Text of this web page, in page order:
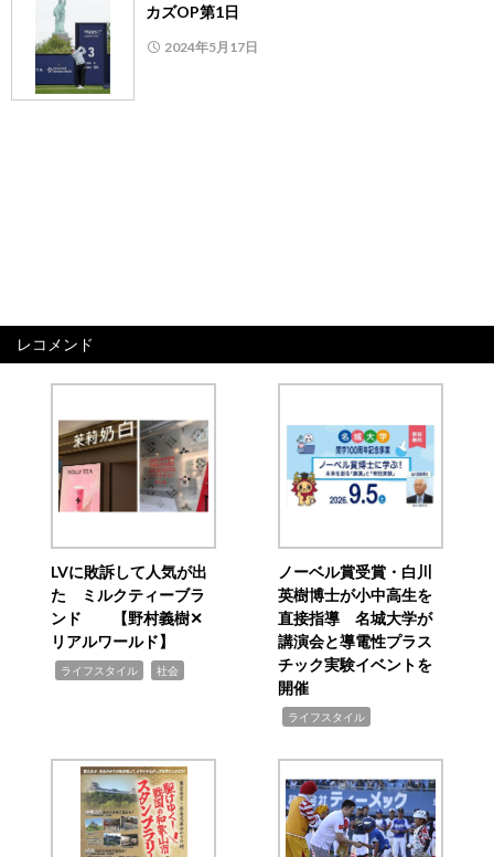
カズOP第1日
2024年5月17日
レコメンド
LVに敗訴して人気が出
た ミルクティーブラ
ンド 【野村義樹✕
リアルワールド】
ライフスタイル 社会
ノーベル賞受賞・白川
英樹博士が小中高生を
直接指導 名城大学が
講演会と導電性プラス
チック実験イベントを
開催
ライフスタイル